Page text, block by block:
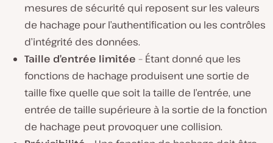
mesures de sécurité qui reposent sur les valeurs
de hachage pour l’authentification ou les contrôles
d’intégrité des données.
Taille d’entrée limitée – Étant donné que les
fonctions de hachage produisent une sortie de
taille fixe quelle que soit la taille de l’entrée, une
entrée de taille supérieure à la sortie de la fonction
de hachage peut provoquer une collision.